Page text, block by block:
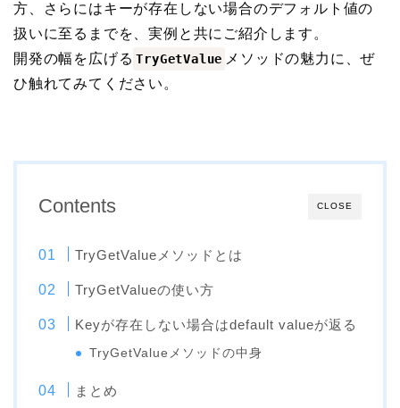
方、さらにはキーが存在しない場合のデフォルト値の
扱いに至るまでを、実例と共にご紹介します。
開発の幅を広げる TryGetValue メソッドの魅力に、ぜ
ひ触れてみてください。
CLOSE
Contents
TryGetValueメソッドとは
TryGetValueの使い方
Keyが存在しない場合はdefault valueが返る
TryGetValueメソッドの中身
まとめ